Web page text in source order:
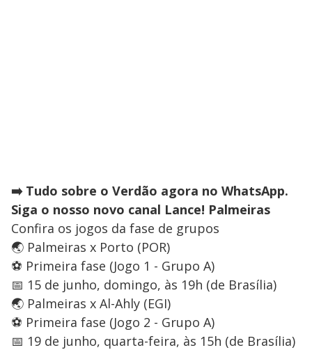
➡️ Tudo sobre o Verdão agora no WhatsApp.
Siga o nosso novo canal Lance! Palmeiras
Confira os jogos da fase de grupos
🌏 Palmeiras x Porto (POR)
⚽ Primeira fase (Jogo 1 - Grupo A)
📅 15 de junho, domingo, às 19h (de Brasília)
🌏 Palmeiras x Al-Ahly (EGI)
⚽ Primeira fase (Jogo 2 - Grupo A)
📅 19 de junho, quarta-feira, às 15h (de Brasília)